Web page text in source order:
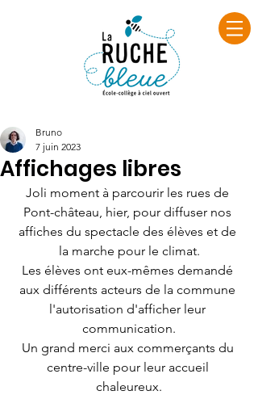
Affichages libres
Bruno
7 juin 2023
Joli moment à parcourir les rues de
Pont-château, hier, pour diffuser nos
affiches du spectacle des élèves et de
la marche pour le climat.
Les élèves ont eux-mêmes demandé
aux différents acteurs de la commune
l'autorisation d'afficher leur
communication.
Un grand merci aux commerçants du
centre-ville pour leur accueil
chaleureux.